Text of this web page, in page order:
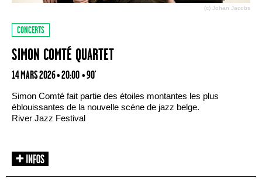
(c) Johan Jacobs
CONCERTS
SIMON COMTÉ QUARTET
14 MARS 2026 • 20:00 • 90'
Simon Comté fait partie des étoiles montantes les plus
éblouissantes de la nouvelle scène de jazz belge.
River Jazz Festival